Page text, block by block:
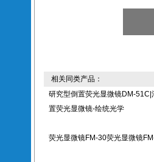
相关同类产品：
研究型倒置荧光显微镜DM-51C|
置荧光显微镜-绘统光学
荧光显微镜FM-30荧光显微镜